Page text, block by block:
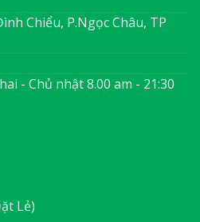
Chiểu, P.Ngọc Châu, TP
- Chủ nhật 8.00 am - 21:30
Lẻ)